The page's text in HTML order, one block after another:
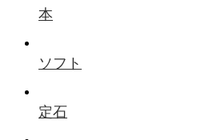
本
ソフト
定石